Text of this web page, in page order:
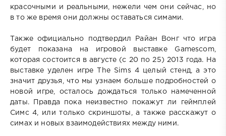
красочными и реальными, нежели чем они сейчас, но
в то же время они должны оставаться симами.
Также официально подтвердил Райан Вонг что игра
будет показана на игровой выставке Gamescom,
которая состоится в августе (с 20 по 25) 2013 года. На
выставке уделен игре The Sims 4 целый стенд, а это
значит друзья, что мы узнаем больше подробностей о
новой игре, осталось дождаться только намеченной
даты. Правда пока неизвестно покажут ли геймплей
Симс 4, или только скриншоты, а также расскажут о
симах и новых взаимодействиях между ними.